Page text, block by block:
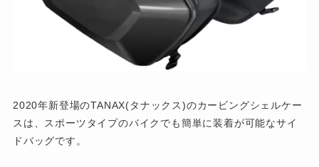
2020年新登場のTANAX(タナックス)のカービングシェルケー
スは、スポーツタイプのバイクでも簡単に装着が可能なサイ
ドバッグです。